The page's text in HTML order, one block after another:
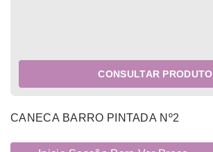
CONSULTAR PRODUTO
CANECA BARRO PINTADA Nº2